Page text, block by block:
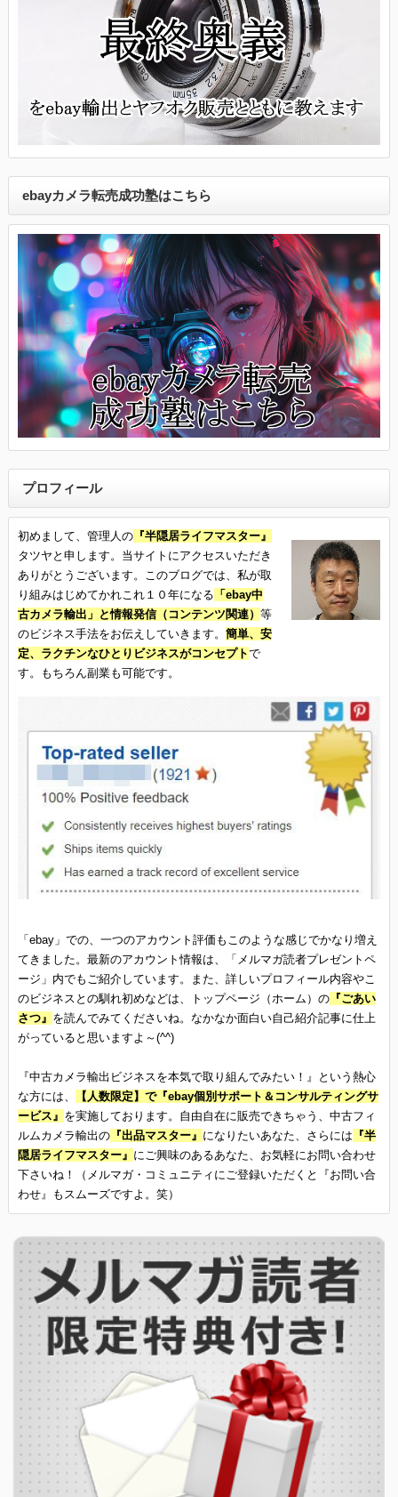
ebayカメラ転売成功塾はこちら
プロフィール
初めまして、管理人の『半隠居ライフマスター』
タツヤと申します。当サイトにアクセスいただき
ありがとうございます。このブログでは、私が取
り組みはじめてかれこれ１０年になる 「ebay中
古カメラ輸出」と情報発信（コンテンツ関連） 等
のビジネス手法をお伝えしていきます。 簡単、安
定、ラクチンなひとりビジネスがコンセプトで
す。もちろん副業も可能です。
「ebay」での、一つのアカウント評価もこのような感じでかなり増え
てきました。最新のアカウント情報は、「メルマガ読者プレゼントペ
ージ」内でもご紹介しています。また、詳しいプロフィール内容やこ
のビジネスとの馴れ初めなどは、トップページ（ホーム）の『ごあい
さつ』 を読んでみてくださいね。なかなか面白い自己紹介記事に仕上
がっていると思いますよ～(^^)
『中古カメラ輸出ビジネスを本気で取り組んでみたい！』という熱心
な方には、
【人数限定】で『ebay個別サポート＆コンサルティングサ
ービス』 を実施しております。自由自在に販売できちゃう、中古フィ
ルムカメラ輸出の『出品マスター』 になりたいあなた、さらには 『半
隠居ライフマスター』 にご興味のあるあなた、お気軽にお問い合わせ
下さいね！（メルマガ・コミュニティにご登録いただくと『お問い合
わせ』もスムーズですよ。笑）